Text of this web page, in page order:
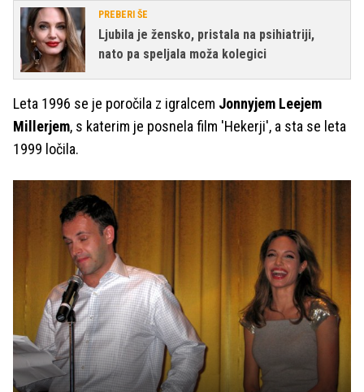
PREBERI ŠE
Ljubila je žensko, pristala na psihiatriji,
nato pa speljala moža kolegici
Leta 1996 se je poročila z igralcem Jonnyjem Leejem
Millerjem, s katerim je posnela film 'Hekerji', a sta se leta
1999 ločila.